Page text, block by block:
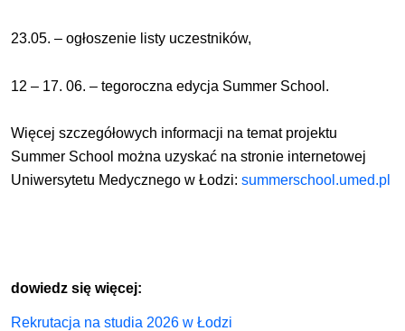
23.05. – ogłoszenie listy uczestników,
12 – 17. 06. – tegoroczna edycja Summer School.
Więcej szczegółowych informacji na temat projektu
Summer School można uzyskać na stronie internetowej
Uniwersytetu Medycznego w Łodzi:summerschool.umed.pl
dowiedz się więcej:
Rekrutacja na studia 2026 w Łodzi